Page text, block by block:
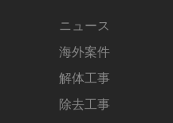
ニュース
海外案件
解体工事
除去工事